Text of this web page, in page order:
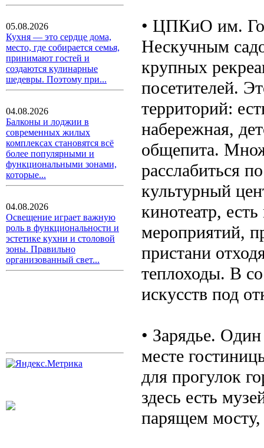
05.08.2026
Кухня — это сердце дома,
место, где собирается семья,
принимают гостей и
создаются кулинарные
шедевры. Поэтому при...
04.08.2026
Балконы и лоджии в
современных жилых
комплексах становятся всё
более популярными и
функциональными зонами,
которые...
04.08.2026
Освещение играет важную
роль в функциональности и
эстетике кухни и столовой
зоны. Правильно
организованный свет...
• ЦПКиО им.
Нескучным
крупных
посетителей.
территорий:
набережная,
общепита.
расслабиться
культурный
кинотеатр,
мероприятий,
пристани
теплоходы. В
искусств под
• Зарядье.
месте
для прогулок
здесь есть
парящем